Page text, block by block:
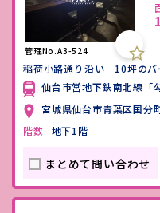
管理No.A3-524
稲荷小路通り沿い 10坪のバ
仙台市営地下鉄南北線「
宮城県仙台市青葉区国分
階数
地下1階
まとめて問い合わせ